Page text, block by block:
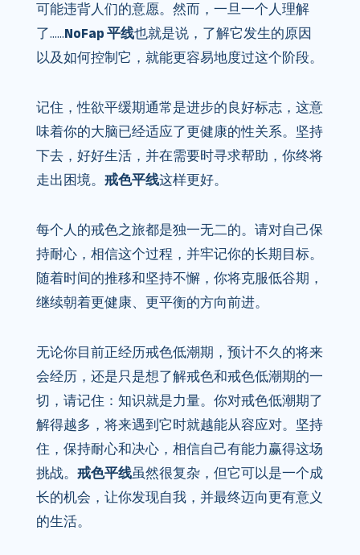
可能违背人们的意愿。然而，一旦一个人理解
了…… NoFap 平线也就是说，了解它发生的原因
以及如何控制它，就能更容易地度过这个阶段。
记住，性欲平缓期通常是进步的良好标志，这意
味着你的大脑已经适应了更健康的性关系。坚持
下去，好好生活，并在需要时寻求帮助，你终将
走出困境。 戒色平线这样更好。
每个人的戒色之旅都是独一无二的。请对自己保
持耐心，相信这个过程，并牢记你的长期目标。
随着时间的推移和坚持不懈，你将克服低谷期，
继续朝着更健康、更平衡的方向前进。
无论你目前正经历戒色低潮期，预计不久的将来
会经历，还是只是想了解戒色和戒色低潮期的一
切，请记住：知识就是力量。你对戒色低潮期了
解得越多，将来遇到它时就越能从容应对。坚持
住，保持耐心和决心，相信自己有能力赢得这场
挑战。 戒色平线虽然很复杂，但它可以是一个成
长的机会，让你发现自我，并最终迈向更有意义
的生活。